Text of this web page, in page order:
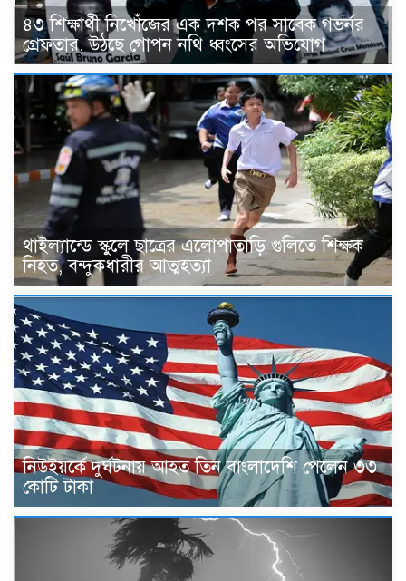
৪৩ শিক্ষার্থী নিখোঁজের এক দশক পর সাবেক গভর্নর
গ্রেফতার, উঠছে গোপন নথি ধ্বংসের অভিযোগ
থাইল্যান্ডে স্কুলে ছাত্রের এলোপাতাড়ি গুলিতে শিক্ষক
নিহত, বন্দুকধারীর আত্মহত্যা
নিউইয়র্কে দুর্ঘটনায় আহত তিন বাংলাদেশি পেলেন ৩৩
কোটি টাকা